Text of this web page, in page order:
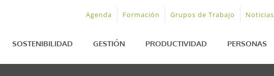
Agenda Formación Grupos de Trabajo Noticias
SOSTENIBILIDAD GESTIÓN PRODUCTIVIDAD PERSONAS